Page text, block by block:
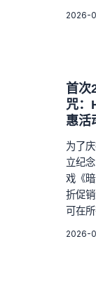
2026-
首次
咒：
惠活
为了
立纪
戏《
折促
可在
2026-